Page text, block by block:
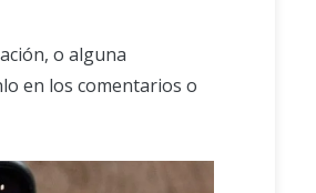
o alguna
en los comentarios o